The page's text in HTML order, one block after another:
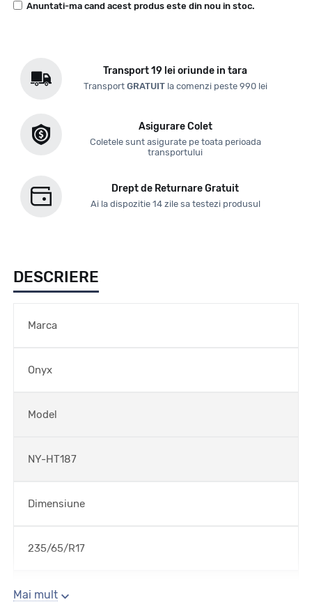
Anuntati-ma cand acest produs este din nou in stoc.
Transport 19 lei oriunde in tara
Transport GRATUITla comenzi peste 990 lei
Asigurare Colet
Coletele sunt asigurate pe toata perioada
transportului
Drept de Returnare Gratuit
Ai la dispozitie 14 zile sa testezi produsul
DESCRIERE
Marca
Onyx
Model
NY-HT187
Dimensiune
235/65/R17
Sezon
Mai mult